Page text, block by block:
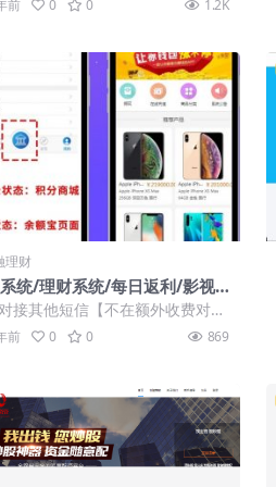
前 0 0 1.2K
理财
统/理财系统/每日返利/影视
投资理财/积分商城/免签约支
接其他短信【不在额外收费对
月4日更新： ·首页双模板正常
独...
前 0 0 869